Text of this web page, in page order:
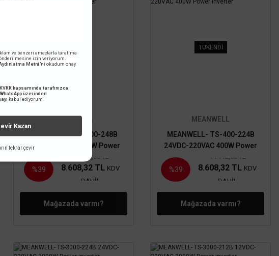
MEANWELL
MEANWELL- TS-400-248B
48VDC-220VAC 400W Power
%39
14.112,00 TL
8.608,32 TL KDV
DAHİL
Mağazada varmı?
TÜKENDİ
MEANWELL
MEANWELL- TS-400-224B
24VDC-220VAC 400W Power
inverter
%39
14.112,00 TL
8.608,32 TL KDV
DAHİL
Mağazada varmı?
ve benzeri amaçlarla tarafıma
izin veriyorum.
Metni 'ni okudum onay
KVKK kapsamında tarafınızca
üzerinden
kabul ediyorum.
Kazan
tekrar çevir